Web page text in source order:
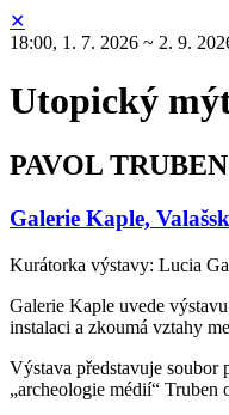
✕
18:00, 1. 7. 2026 ~ 2. 9.
Utopický
PAVOL TRUBEN
Galerie Kaple,
Kurátorka výstavy: Lucia
Galerie Kaple uvede
instalaci a zkoumá vztahy
Výstava představuje
„archeologie médií“